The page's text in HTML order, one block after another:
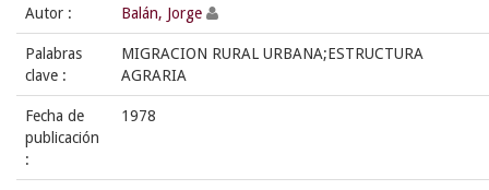
Autor : Balán, Jorge
Palabras
clave :
MIGRACION RURAL URBANA;ESTRUCTURA
AGRARIA
Fecha de
publicación
:
1978